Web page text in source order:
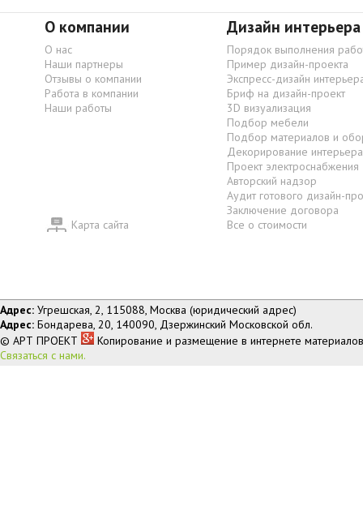
О компании
О нас
Наши партнеры
Отзывы о компании
Работа в компании
Наши работы
Карта сайта
Дизайн интерьера
Порядок выполнения
Пример дизайн-проекта
Экспресс-дизайн
Бриф на дизайн-проект
3D визуализация
Подбор мебели
Подбор материалов и
Декорирование интерьера
Проект электроснабжения
Авторский надзор
Аудит готового дизайн-
Заключение договора
Все о стоимости
Адрес: Угрешская, 2, 115088, Москва (юридический адрес)
Адрес: Бондарева, 20, 140090, Дзержинский Московской обл.
© АРТ ПРОЕКТ
Копирование и размещение в интернете
Связаться с нами.